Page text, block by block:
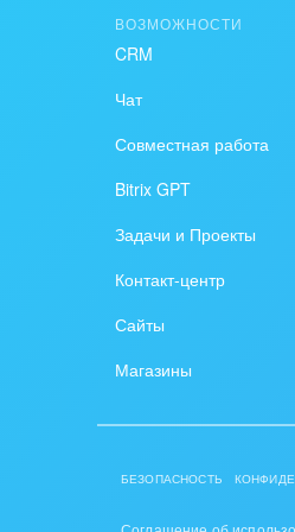
Крупные
внедрения
гос.организаций
продаж
Внедрение онлайн-
/ Интранета
ВОЗМОЖНОСТИ
CRM
Чат
Совместная работа
Bitrix GPT
Задачи и Проекты
Контакт-центр
Сайты
Магазины
БЕЗОПАСНОСТЬ